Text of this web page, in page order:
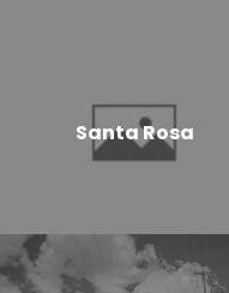
Santa Rosa